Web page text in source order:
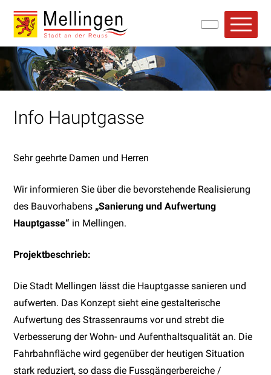
Navigieren in Mellingen
Schnellnavigation
Info Hauptgasse
Sehr geehrte Damen und Herren
Wir informieren Sie über die bevorstehende Realisierung
des Bauvorhabens „Sanierung und Aufwertung
Hauptgasse“ in Mellingen.
Projektbeschrieb:
Die Stadt Mellingen lässt die Hauptgasse sanieren und
aufwerten. Das Konzept sieht eine gestalterische
Aufwertung des Strassenraums vor und strebt die
Verbesserung der Wohn- und Aufenthaltsqualität an. Die
Fahrbahnfläche wird gegenüber der heutigen Situation
stark reduziert, so dass die Fussgängerbereiche /